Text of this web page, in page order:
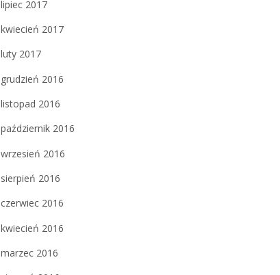
lipiec 2017
kwiecień 2017
luty 2017
grudzień 2016
listopad 2016
październik 2016
wrzesień 2016
sierpień 2016
czerwiec 2016
kwiecień 2016
marzec 2016